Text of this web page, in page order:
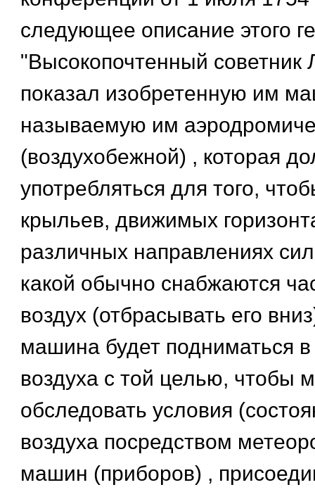
следующее описание этого
"Высокопочтенный советник
показал изобретенную им
называемую им
(воздухобежной) , которая
употребляться для того,
крыльев, движимых
различных направлениях
какой обычно снабжаются
воздух (отбрасывать его
машина будет подниматься
воздуха с той целью, чтобы
обследовать условия
воздуха посредством
машин (приборов) ,